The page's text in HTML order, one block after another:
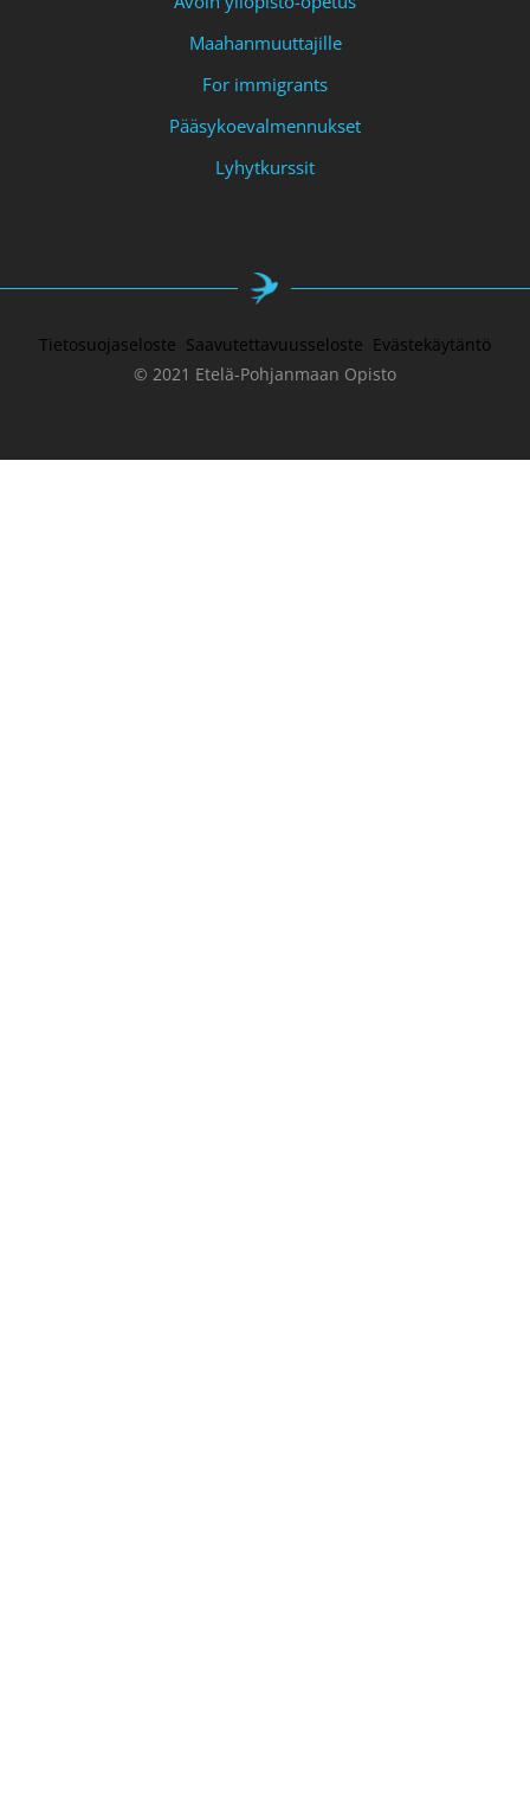
Maahanmuuttajille
For immigrants
Pääsykoevalmennukset
Lyhytkurssit
Tietosuojaseloste Saavutettavuusseloste Evästekäytäntö
© 2021 Etelä-Pohjanmaan Opisto